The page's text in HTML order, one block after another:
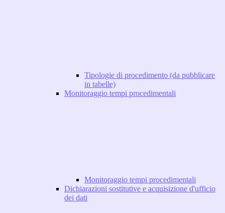
Tipologie di procedimento (da pubblicare
in tabelle)
Monitoraggio tempi procedimentali
Monitoraggio tempi procedimentali
Dichiarazioni sostitutive e acquisizione d'ufficio
dei dati